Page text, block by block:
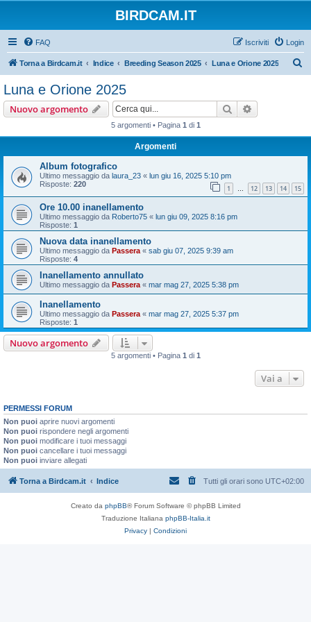
BIRDCAM.IT
FAQ Login
Iscriviti
Torna a Birdcam.it Indice Breeding Season 2025 Luna e Orione 2025
Luna e Orione 2025
Nuovo argomento Cerca
5 argomenti • Pagina 1 di 1
Argomenti
Album fotografico
Ultimo messaggio da laura_23 « lun giu 16, 2025 5:10 pm
Risposte: 220 1 … 12 13 14 15
Ore 10.00 inanellamento
Ultimo messaggio da Roberto75 « lun giu 09, 2025 8:16 pm
Risposte: 1
Nuova data inanellamento
Ultimo messaggio da Passera « sab giu 07, 2025 9:39 am
Risposte: 4
Inanellamento annullato
Ultimo messaggio da Passera « mar mag 27, 2025 5:38 pm
Inanellamento
Ultimo messaggio da Passera « mar mag 27, 2025 5:37 pm
Risposte: 1
Nuovo argomento
5 argomenti • Pagina 1 di 1
Vai a
PERMESSI FORUM
Non puoi aprire nuovi argomenti
Non puoi rispondere negli argomenti
Non puoi modificare i tuoi messaggi
Non puoi cancellare i tuoi messaggi
Non puoi inviare allegati
Torna a Birdcam.it Indice Tutti gli orari sono UTC+02:00
Creato da phpBB® Forum Software © phpBB Limited
Traduzione Italiana phpBB-Italia.it
Privacy | Condizioni